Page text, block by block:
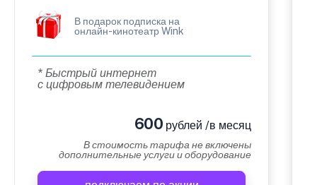
В подарок подписка на
онлайн-кинотеатр Wink
* Быстрый интернет
с цифровым телевидением
600 рублей /в месяц
В стоимость тарифа не включены
дополнительные услуги и оборудование